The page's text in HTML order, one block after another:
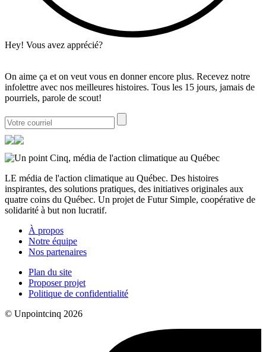
Hey! Vous avez apprécié?
On aime ça et on veut vous en donner encore plus. Recevez notre
infolettre avec nos meilleures histoires. Tous les 15 jours, jamais de
pourriels, parole de scout!
LE média de l'action climatique au Québec. Des histoires
inspirantes, des solutions pratiques, des initiatives originales aux
quatre coins du Québec. Un projet de Futur Simple, coopérative de
solidarité à but non lucratif.
À propos
Notre équipe
Nos partenaires
Plan du site
Proposer projet
Politique de confidentialité
© Unpointcinq 2026